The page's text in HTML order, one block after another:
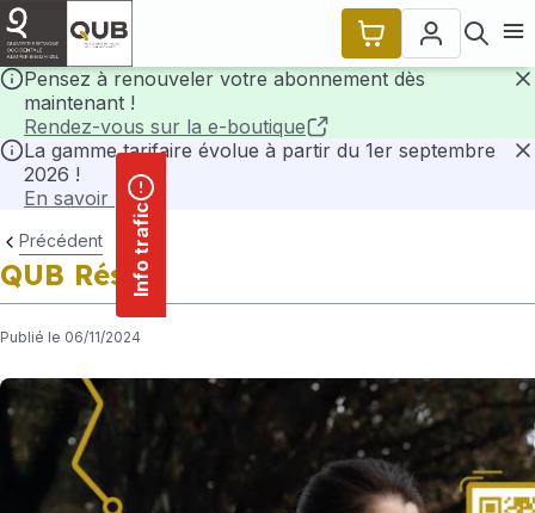
principal
Pensez à renouveler votre abonnement dès
maintenant !
Rendez-vous sur la e-boutique
La gamme tarifaire évolue à partir du 1er septembre
2026 !
En savoir plus
Info trafic
Précédent
QUB Résa
Publié le 06/11/2024
Panneau de gestion des cookies